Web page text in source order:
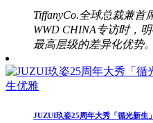
TiffanyCo.全球总裁兼首
WWD CHINA专访时，
最高层级的差异化优势
JUZUI玖姿25周年大秀「循光新生